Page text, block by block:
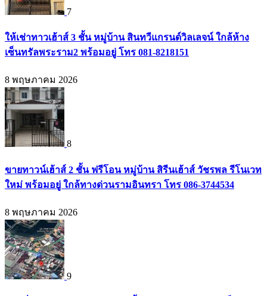
7
ให้เช่าทาวเฮ้าส์ 3 ชั้น หมู่บ้าน สินทวีแกรนด์วิลเลจน์ ใกล้ห้าง
เซ็นทรัลพระราม2 พร้อมอยู่ โทร 081-8218151
8 พฤษภาคม 2026
8
ขายทาวน์เฮ้าส์ 2 ชั้น ฟรีโอน หมู่บ้าน สิรีนเฮ้าส์ วัชรพล รีโนเวท
ใหม่ พร้อมอยู่ ใกล้ทางด่วนรามอินทรา โทร 086-3744534
8 พฤษภาคม 2026
9